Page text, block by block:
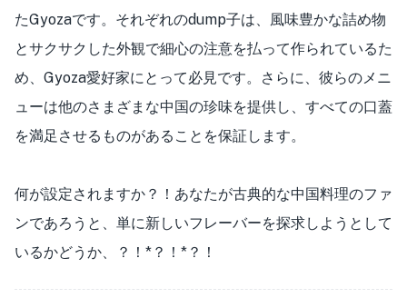
たGyozaです。それぞれのdump子は、風味豊かな詰め物
とサクサクした外観で細心の注意を払って作られているた
め、Gyoza愛好家にとって必見です。さらに、彼らのメニ
ューは他のさまざまな中国の珍味を提供し、すべての口蓋
を満足させるものがあることを保証します。
何が設定されますか？！あなたが古典的な中国料理のファ
ンであろうと、単に新しいフレーバーを探求しようとして
いるかどうか、？！*？！*？！